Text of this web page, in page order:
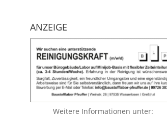
ANZEIGE
Weitere Informationen unter: